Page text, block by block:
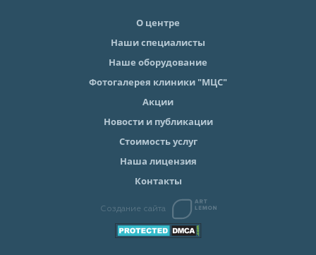
О центре
Наши специалисты
Наше оборудование
Фотогалерея клиники "МЦС"
Акции
Новости и публикации
Стоимость услуг
Наша лицензия
Контакты
Создание сайта